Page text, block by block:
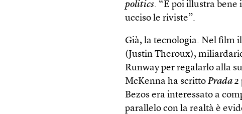
politics. “E poi illustra
ucciso le riviste”.
Già, la tecnologia. Nel film
(Justin Theroux),
Runway per regalarlo alla
McKenna ha scrittoPrada 2
Bezos era interessato a
parallelo con la realtà è